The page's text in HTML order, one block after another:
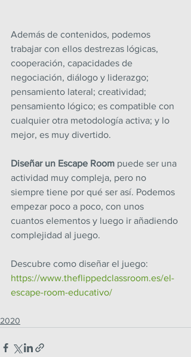
Además de contenidos, podemos
trabajar con ellos destrezas lógicas,
cooperación, capacidades de
negociación, diálogo y liderazgo;
pensamiento lateral; creatividad;
pensamiento lógico; es compatible con
cualquier otra metodología activa; y lo
mejor, es muy divertido.
Diseñar un Escape Room puede ser una
actividad muy compleja, pero no
siempre tiene por qué ser así. Podemos
empezar poco a poco, con unos
cuantos elementos y luego ir añadiendo
complejidad al juego.
Descubre como diseñar el juego:
https://www.theflippedclassroom.es/el-
escape-room-educativo/
2020